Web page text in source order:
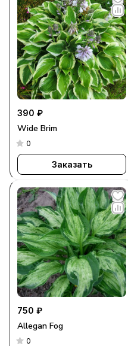
390 ₽
Wide Brim
0
Заказать
750 ₽
Allegan Fog
0